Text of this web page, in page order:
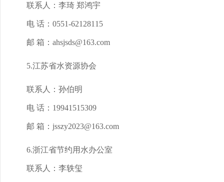
联系人：李琦 郑鸿宇
电 话：0551-62128115
邮 箱：ahsjsds@163.com
5.江苏省水资源协会
联系人：孙伯明
电 话：19941515309
邮 箱：jsszy2023@163.com
6.浙江省节约用水办公室
联系人：李轶玺